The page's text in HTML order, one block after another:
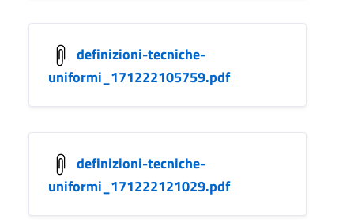
definizioni-tecniche-
uniformi_171222105759.pdf
definizioni-tecniche-
uniformi_171222121029.pdf